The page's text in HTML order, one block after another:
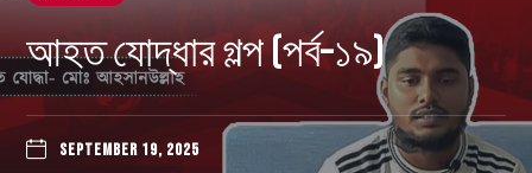
আহত যোদ্ধার গল্প (পর্ব–১৯)
SEPTEMBER 19, 2025